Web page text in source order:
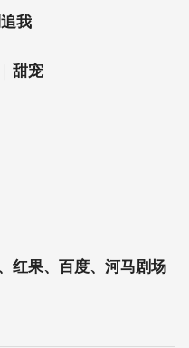
我
｜ 甜宠
红果、百度、河马剧场